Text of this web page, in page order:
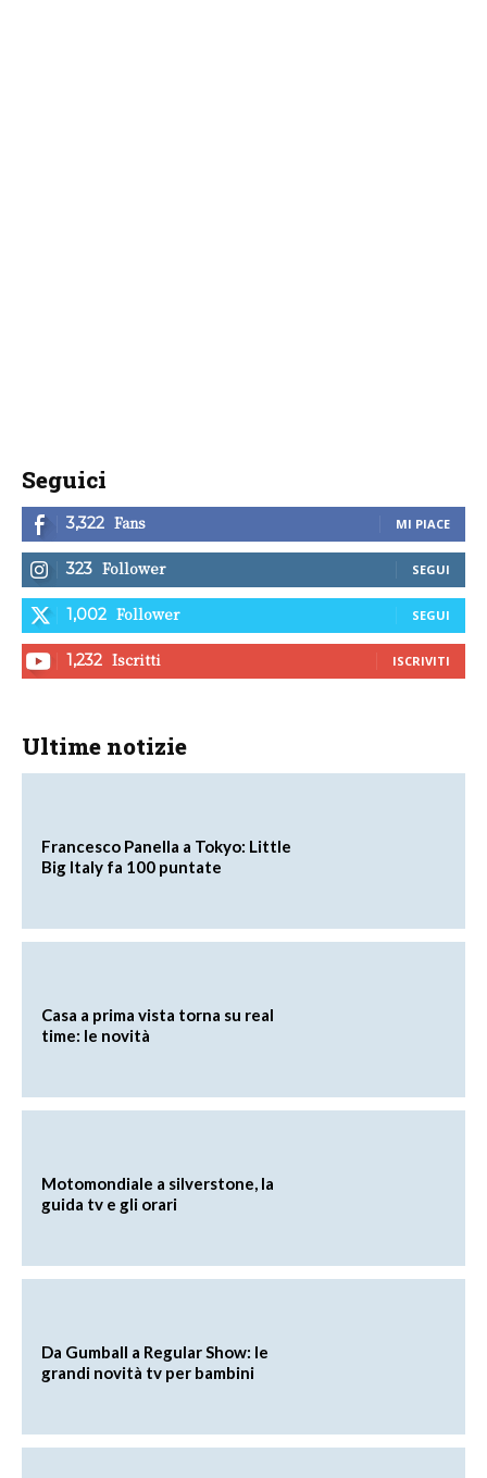
Seguici
3,322 Fans MI PIACE
323 Follower SEGUI
1,002 Follower SEGUI
1,232 Iscritti ISCRIVITI
Ultime notizie
Francesco Panella a Tokyo: Little
Big Italy fa 100 puntate
Casa a prima vista torna su real
time: le novità
Motomondiale a silverstone, la
guida tv e gli orari
Da Gumball a Regular Show: le
grandi novità tv per bambini